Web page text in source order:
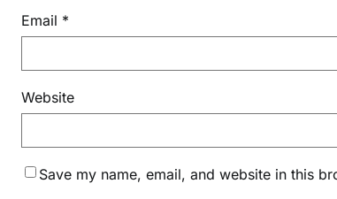
Email *
Website
Save my name, email, and website in this